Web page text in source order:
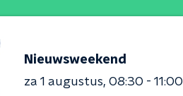
Nieuwsweekend
za 1 augustus 08:30 - 11:00